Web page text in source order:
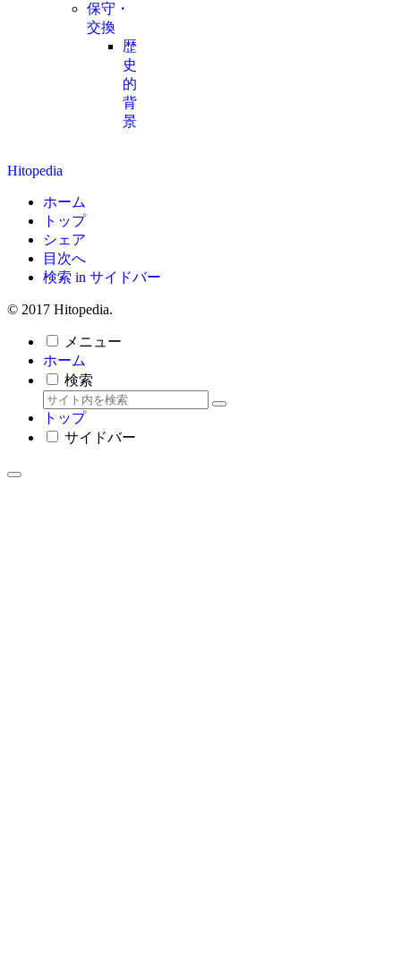
保守・
交換
歴
史
的
背
景
Hitopedia
ホーム
トップ
シェア
目次へ
検索 in サイドバー
© 2017 Hitopedia.
メニュー
ホーム
検索
トップ
サイドバー